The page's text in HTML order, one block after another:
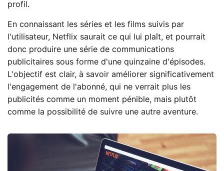
profil.
En connaissant les séries et les films suivis par
l'utilisateur, Netflix saurait ce qui lui plaît, et pourrait
donc produire une série de communications
publicitaires sous forme d'une quinzaine d'épisodes.
L'objectif est clair, à savoir améliorer significativement
l'engagement de l'abonné, qui ne verrait plus les
publicités comme un moment pénible, mais plutôt
comme la possibilité de suivre une autre aventure.